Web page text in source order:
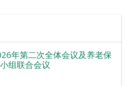
年第二次全体会议及养老保
组联合会议